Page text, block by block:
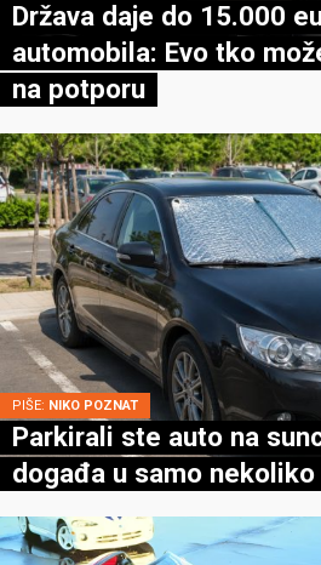
Država daje do 15.000
automobila: Evo tko
na potporu
PIŠE: NIKO POZNAT
Parkirali ste auto na
događa u samo